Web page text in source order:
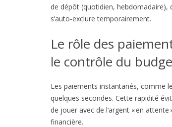
de dépôt (quotidien, hebdomadaire),
s’auto‑exclure temporairement.
Le rôle des
le contrôle du
Les paiements instantanés, comme
quelques secondes. Cette rapidité
de jouer avec de l’argent « en
financière.